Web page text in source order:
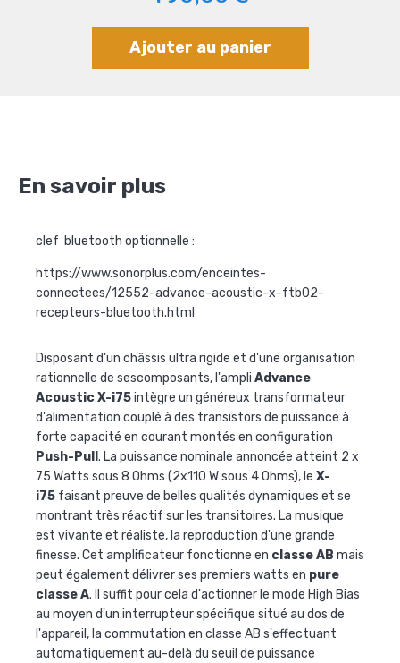
Ajouter au panier
En savoir plus
clef bluetooth optionnelle :
https://www.sonorplus.com/enceintes-
connectees/12552-advance-acoustic-x-ftb02-
recepteurs-bluetooth.html
Disposant d'un châssis ultra rigide et d'une organisation
rationnelle de sescomposants, l'ampli Advance
Acoustic X-i75intègre un généreux transformateur
d'alimentation couplé à des transistors de puissance à
forte capacité en courant montés en configuration
Push-Pull. La puissance nominale annoncée atteint 2 x
75 Watts sous 8 Ohms (2x110 W sous 4 Ohms), le X-
i75 faisant preuve de belles qualités dynamiques et se
montrant très réactif sur les transitoires. La musique
est vivante et réaliste, la reproduction d'une grande
finesse. Cet amplificateur fonctionne en classe AB mais
peut également délivrer ses premiers watts en pure
classe A. Il suffit pour cela d'actionner le mode High Bias
au moyen d'un interrupteur spécifique situé au dos de
l'appareil, la commutation en classe AB s'effectuant
automatiquement au-delà du seuil de puissance